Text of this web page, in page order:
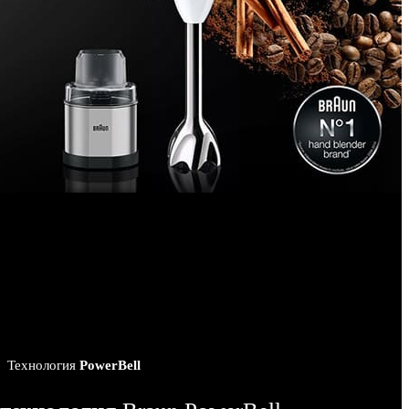
ТехнологияPowerBell